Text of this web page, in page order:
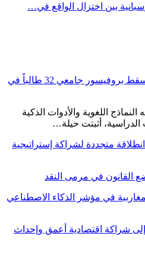
بين اختزال الواقع في…
مصيدة «النص الخفي».. كيف أسقط بروفيسور جامعي 32 طالباً في
النماذج اللغوية والأدوات الذكية
الدراسية، أثبتت حيلة…
المغربية الفرنسية الـ15: انطلاقة متجددة لشراكة إستراتيجية
القانون في مرمى النقد
في مؤشر الذكاء الاصطناعي
شراكة اقتصادية أعمق وإحداث